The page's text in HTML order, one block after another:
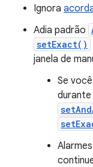
Ignora
Adia padrão
setExact()
janela de
Se
durante